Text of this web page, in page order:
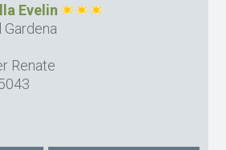
Evelin
Gardena
Renate